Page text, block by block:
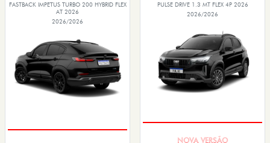
FASTBACK IMPETUS TURBO 200 HYBRID FLEX
AT 2026
2026/2026
PULSE DRIVE 1.3 MT FLEX 4P 2026
2026/2026